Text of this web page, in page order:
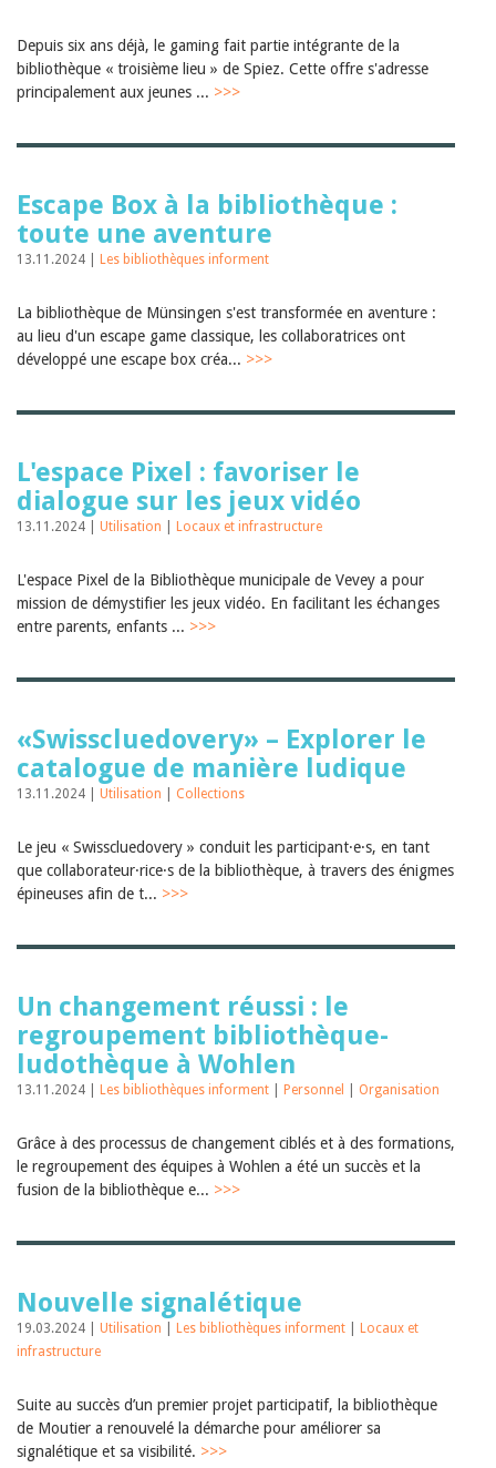
Depuis six ans déjà, le gaming fait partie intégrante de la
bibliothèque « troisième lieu » de Spiez. Cette offre s'adresse
principalement aux jeunes ... >>>
Escape Box à la bibliothèque :
toute une aventure
13.11.2024 | Les bibliothèques informent
La bibliothèque de Münsingen s'est transformée en aventure :
au lieu d'un escape game classique, les collaboratrices ont
développé une escape box créa... >>>
L'espace Pixel : favoriser le
dialogue sur les jeux vidéo
13.11.2024 | Utilisation Locaux et infrastructure
L'espace Pixel de la Bibliothèque municipale de Vevey a pour
mission de démystifier les jeux vidéo. En facilitant les échanges
entre parents, enfants ... >>>
«Swisscluedovery» – Explorer le
catalogue de manière ludique
13.11.2024 | Utilisation Collections
Le jeu « Swisscluedovery » conduit les participant·e·s, en tant
que collaborateur·rice·s de la bibliothèque, à travers des énigmes
épineuses afin de t... >>>
Un changement réussi : le
regroupement bibliothèque-
ludothèque à Wohlen
13.11.2024 | Les bibliothèques informent Personnel Organisation
Grâce à des processus de changement ciblés et à des formations,
le regroupement des équipes à Wohlen a été un succès et la
fusion de la bibliothèque e... >>>
Nouvelle signalétique
19.03.2024 | Utilisation Les bibliothèques informent
Locaux et
infrastructure
Suite au succès d’un premier projet participatif, la bibliothèque
de Moutier a renouvelé la démarche pour améliorer sa
signalétique et sa visibilité. >>>